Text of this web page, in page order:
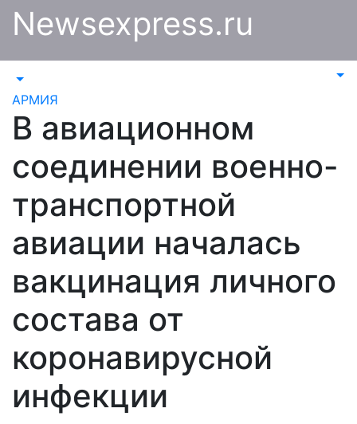
Перейти
Newsexpress.ru
АРМИЯ
В авиационном
соединении военно-
транспортной
авиации началась
вакцинация личного
состава от
коронавирусной
инфекции